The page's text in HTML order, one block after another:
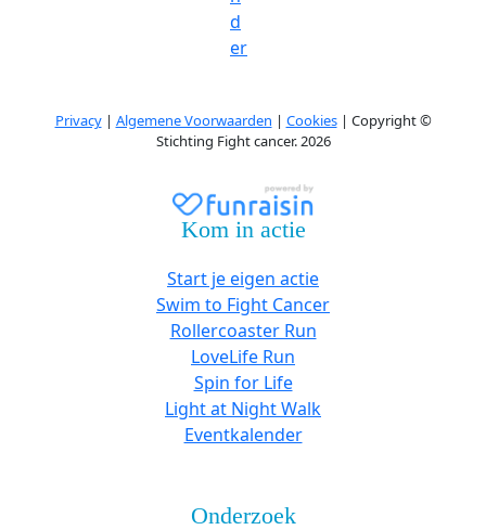
d
er
Privacy| Algemene Voorwaarden | Cookies| Copyright ©
Stichting Fight cancer. 2026
Kom in actie
Start je eigen actie
Swim to Fight Cancer
Rollercoaster Run
LoveLife Run
Spin for Life
Light at Night Walk
Eventkalender
Onderzoek